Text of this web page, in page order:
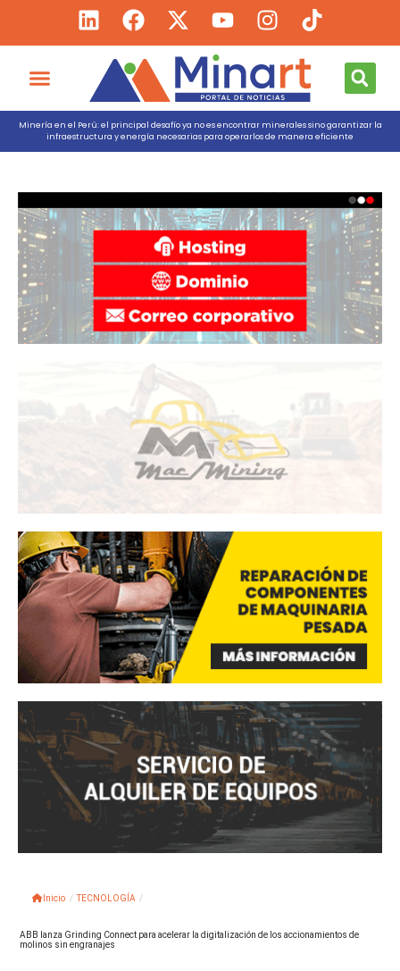
Minería en el Perú: el principal desafío ya no es encontrar minerales sino garantizar la
infraestructura y energía necesarias para operarlos de manera eficiente
Inicio / TECNOLOGÍA /
ABB lanza Grinding Connect para acelerar la digitalización de los accionamientos de
molinos sin engranajes